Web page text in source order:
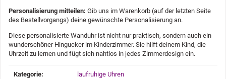
Personalisierung mitteilen: Gib uns im Warenkorb (auf der letzten Seite
des Bestellvorgangs) deine gewünschte Personalisierung an.
Diese personalisierte Wanduhr ist nicht nur praktisch, sondern auch ein
wunderschöner Hingucker im Kinderzimmer. Sie hilft deinem Kind, die
Uhrzeit zu lernen und fügt sich nahtlos in jedes Zimmerdesign ein.
Produkteigenschaft
Wert
Kategorie: laufruhige Uhren